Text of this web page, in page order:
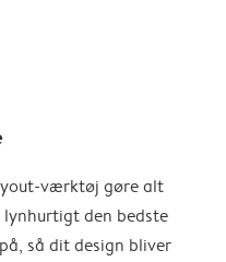
værktøj gøre alt
den bedste
så dit design bliver